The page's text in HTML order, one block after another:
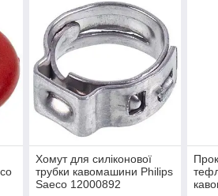
Хомут для силіконової
трубки кавомашини Philips
Saeco 12000892